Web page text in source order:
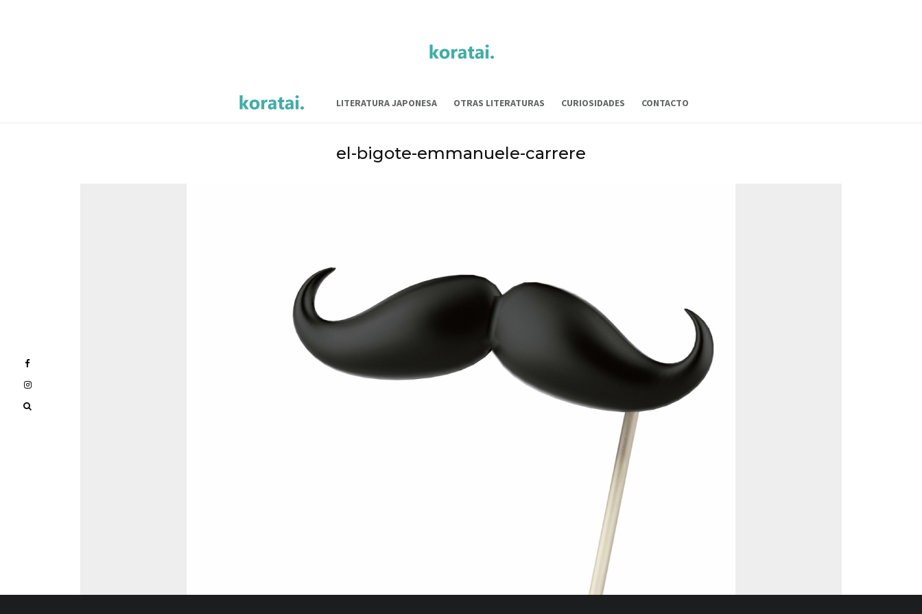
LITERATURA JAPONESA OTRAS LITERATURAS CURIOSIDADES CONTACTO
el-bigote-emmanuele-carrere